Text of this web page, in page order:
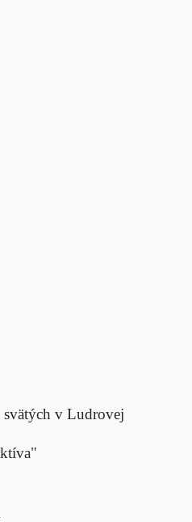
svätých v Ludrovej